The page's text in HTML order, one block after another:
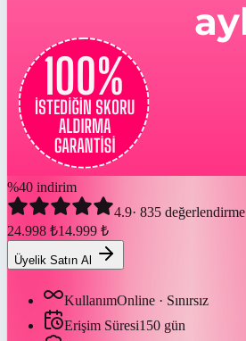
%40 indirim
4.9· 835 değerlendirme
24.998 ₺14.999 ₺
Üyelik Satın Al
KullanımOnline · Sınırsız
Erişim Süresi150 gün